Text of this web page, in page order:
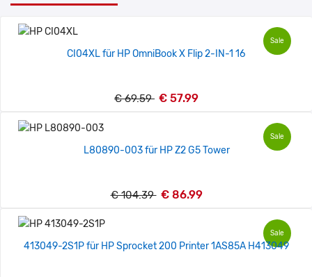
Sale
CI04XL für HP OmniBook X Flip 2-IN-1 16
€ 69.59 € 57.99
Sale
L80890-003 für HP Z2 G5 Tower
€ 104.39 € 86.99
Sale
413049-2S1P für HP Sprocket 200 Printer 1AS85A H413049